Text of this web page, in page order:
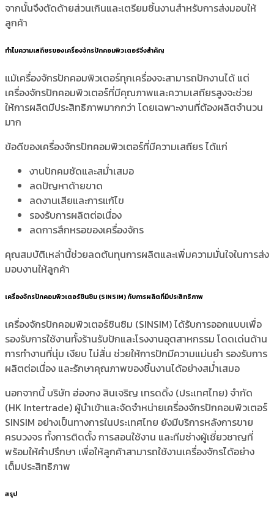
จากนั้นจึงตัดด้ายส่วนเกินและเตรียมชิ้นงานสำหรับการส่งมอบให้
ลูกค้า
ทำไมความเสถียรของเครื่องจักรปักคอมพิวเตอร์จึงสำคัญ
แม้เครื่องจักรปักคอมพิวเตอร์ทุกเครื่องจะสามารถปักงานได้ แต่
เครื่องจักรปักคอมพิวเตอร์ที่มีคุณภาพและความเสถียรสูงจะช่วย
ให้การผลิตมีประสิทธิภาพมากกว่า โดยเฉพาะงานที่ต้องผลิตจำนวน
มาก
ข้อดีของเครื่องจักรปักคอมพิวเตอร์ที่มีความเสถียร ได้แก่
งานปักคมชัดและสม่ำเสมอ
ลดปัญหาด้ายขาด
ลดงานเสียและการแก้ไข
รองรับการผลิตต่อเนื่อง
ลดการสึกหรอของเครื่องจักร
คุณสมบัติเหล่านี้ช่วยลดต้นทุนการผลิตและเพิ่มความมั่นใจในการส่ง
มอบงานให้ลูกค้า
เครื่องจักรปักคอมพิวเตอร์ซินซิม (SINSIM) กับการผลิตที่มีประสิทธิภาพ
เครื่องจักรปักคอมพิวเตอร์ซินซิม (SINSIM) ได้รับการออกแบบเพื่อ
รองรับการใช้งานทั้งร้านรับปักและโรงงานอุตสาหกรรม โดดเด่นด้าน
การทำงานที่นุ่ม เงียบ ไม่สั่น ช่วยให้การปักมีความแม่นยำ รองรับการ
ผลิตต่อเนื่อง และรักษาคุณภาพของชิ้นงานได้อย่างสม่ำเสมอ
นอกจากนี้ บริษัท ฮ่องกง สินเจริญ เทรดดิ้ง (ประเทศไทย) จำกัด
(HK Intertrade) ผู้นำเข้าและจัดจำหน่ายเครื่องจักรปักคอมพิวเตอร์
SINSIM อย่างเป็นทางการในประเทศไทย ยังมีบริการหลังการขาย
ครบวงจร ทั้งการติดตั้ง การสอนใช้งาน และทีมช่างผู้เชี่ยวชาญที่
พร้อมให้คำปรึกษา เพื่อให้ลูกค้าสามารถใช้งานเครื่องจักรได้อย่าง
เต็มประสิทธิภาพ
สรุป